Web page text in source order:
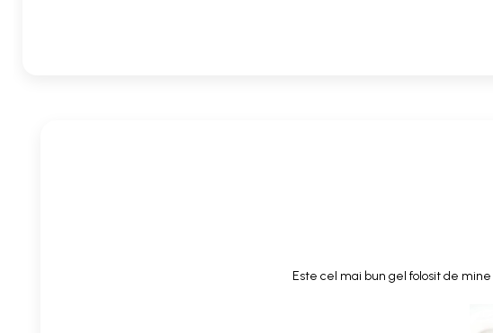
Este cel mai bun gel folosit de